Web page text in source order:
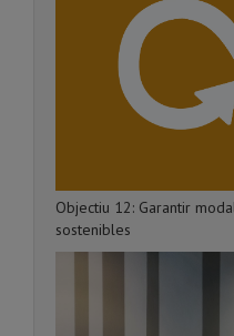
Objectiu 12: Garantir
sostenibles